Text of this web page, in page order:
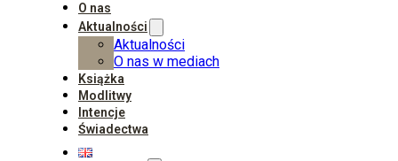
O nas
Aktualności
Aktualności
O nas w mediach
Książka
Modlitwy
Intencje
Świadectwa